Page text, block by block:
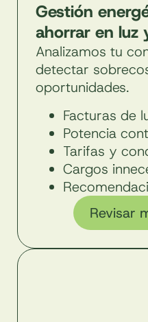
Gestión
ahorrar en luz
Analizamos tu
detectar
oportunidades.
Facturas de
Potencia
Tarifas y
Cargos
Revisar